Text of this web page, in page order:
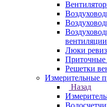
вентиляции
Люки
Приточные
Решетки
Измерительные
Назад